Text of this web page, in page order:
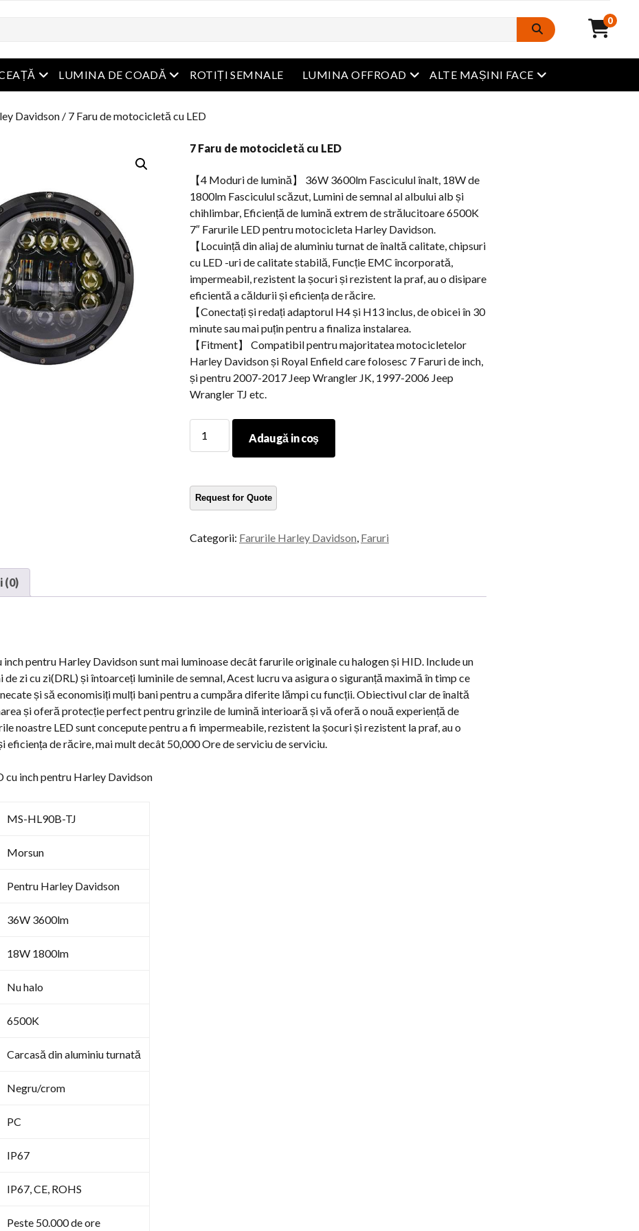
0
Meniu Deschide
LUMINA DE COADĂ Meniu Deschide
ROTIȚI SEMNALE LUMINA OFFROAD Meniu Deschide
ALTE MAȘINI FACE Meniu Deschide
Davidson / 7 Faru de motocicletă cu LED
7 Faru de motocicletă cu LED
【4 Moduri de lumină】 36W 3600lm Fasciculul înalt, 18W de
1800lm Fasciculul scăzut, Lumini de semnal al albului alb și
chihlimbar, Eficiență de lumină extrem de strălucitoare 6500K
7″ Farurile LED pentru motocicleta Harley Davidson.
【Locuință din aliaj de aluminiu turnat de înaltă calitate, chipsuri
cu LED -uri de calitate stabilă, Funcție EMC încorporată,
impermeabil, rezistent la șocuri și rezistent la praf, au o disipare
eficientă a căldurii și eficiența de răcire.
【Conectați și redați adaptorul H4 și H13 inclus, de obicei în 30
minute sau mai puțin pentru a finaliza instalarea.
【Fitment】 Compatibil pentru majoritatea motocicletelor
Harley Davidson și Royal Enfield care folosesc 7 Faruri de inch,
și pentru 2007-2017 Jeep Wrangler JK, 1997-2006 Jeep
Wrangler TJ etc.
Faru
cu
LED
Adaugă in coş
Categorii: Farurile Harley Davidson, Faruri
(0)
inch pentru Harley Davidson sunt mai luminoase decât farurile originale cu halogen și HID. Include un
zi cu zi(DRL) și întoarceți luminile de semnal, Acest lucru va asigura o siguranță maximă în timp ce
și să economisiți mulți bani pentru a cumpăra diferite lămpi cu funcții. Obiectivul clar de înaltă
și oferă protecție perfect pentru grinzile de lumină interioară și vă oferă o nouă experiență de
noastre LED sunt concepute pentru a fi impermeabile, rezistent la șocuri și rezistent la praf, au o
de răcire, mai mult decât 50,000 Ore de serviciu de serviciu.
cu inch pentru Harley Davidson
MS-HL90B-TJ
Morsun
Pentru Harley Davidson
36W 3600lm
18W 1800lm
Nu halo
6500K
Carcasă din aluminiu turnată
Negru/crom
PC
IP67
IP67, CE, ROHS
Peste 50.000 de ore